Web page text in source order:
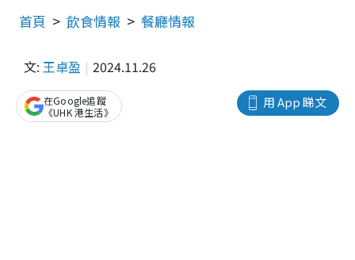
首頁 飲食情報 餐廳情報
文: 王卓盈 2024.11.26
用 App 睇文
在Google追蹤
《UHK 港生活》